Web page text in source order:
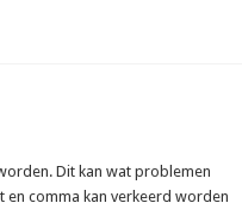
Dit kan wat problemen
en comma kan verkeerd worden